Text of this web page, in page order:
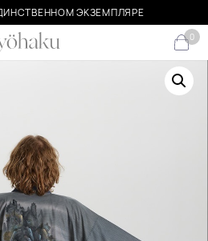
ЭКЗЕМПЛЯРЕ
0